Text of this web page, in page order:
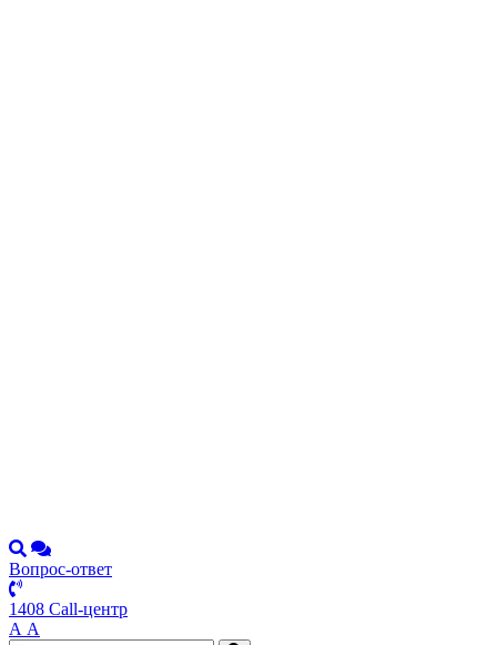
Вопрос-ответ
1408 Call-центр
А А